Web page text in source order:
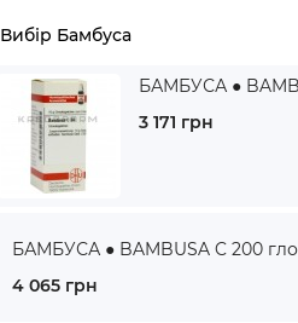
Вибір Бамбуса
БАМБУСА ●
3 171 грн
БАМБУСА ● BAMBUSA C 200
4 065 грн